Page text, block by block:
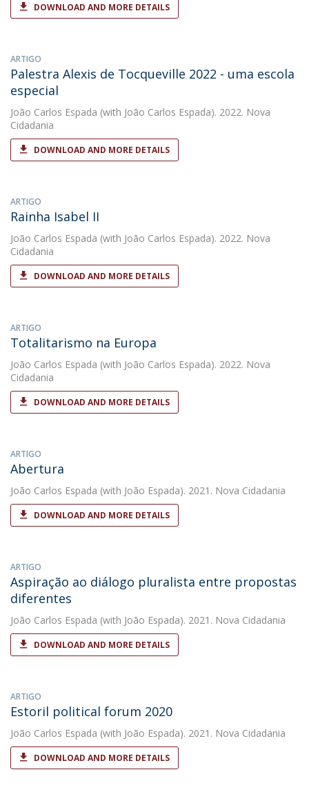
DOWNLOAD AND MORE DETAILS
ARTIGO
Palestra Alexis de Tocqueville 2022 - uma escola
especial
João Carlos Espada (with João Carlos Espada). 2022. Nova
Cidadania
DOWNLOAD AND MORE DETAILS
ARTIGO
Rainha Isabel II
João Carlos Espada (with João Carlos Espada). 2022. Nova
Cidadania
DOWNLOAD AND MORE DETAILS
ARTIGO
Totalitarismo na Europa
João Carlos Espada (with João Carlos Espada). 2022. Nova
Cidadania
DOWNLOAD AND MORE DETAILS
ARTIGO
Abertura
João Carlos Espada (with João Espada). 2021. Nova Cidadania
DOWNLOAD AND MORE DETAILS
ARTIGO
Aspiração ao diálogo pluralista entre propostas
diferentes
João Carlos Espada (with João Espada). 2021. Nova Cidadania
DOWNLOAD AND MORE DETAILS
ARTIGO
Estoril political forum 2020
João Carlos Espada (with João Espada). 2021. Nova Cidadania
DOWNLOAD AND MORE DETAILS